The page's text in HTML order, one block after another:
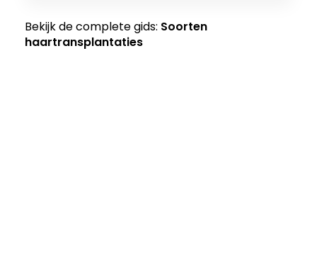
Bekijk de complete gids: Soorten
haartransplantaties